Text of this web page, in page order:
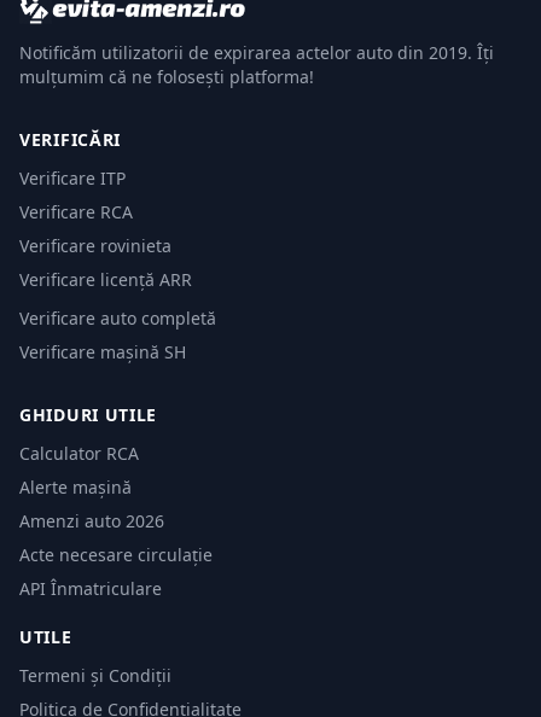
Notificăm utilizatorii de expirarea actelor auto din 2019. Îți
mulțumim că ne folosești platforma!
VERIFICĂRI
Verificare ITP
Verificare RCA
Verificare rovinieta
Verificare licență ARR
Verificare auto completă
Verificare mașină SH
GHIDURI UTILE
Calculator RCA
Alerte mașină
Amenzi auto 2026
Acte necesare circulație
API Înmatriculare
UTILE
Termeni și Condiții
Politica de Confidențialitate